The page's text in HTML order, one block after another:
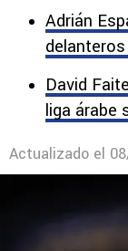
Adrián
David
liga árabe
Actualizado el